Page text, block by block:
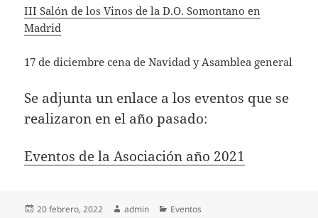
III Salón de los Vinos de la D.O. Somontano en
Madrid
17 de diciembre cena de Navidad y Asamblea general
Se adjunta un enlace a los eventos que se
realizaron en el año pasado:
Eventos de la Asociación año 2021
Publicado
20 febrero, 2022 Autor
admin Categorías
Eventos